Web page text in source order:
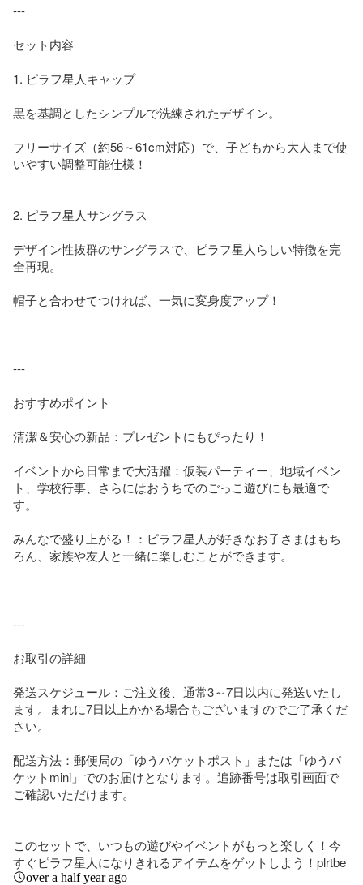
---
セット内容
1. ピラフ星人キャップ
黒を基調としたシンプルで洗練されたデザイン。
フリーサイズ（約56～61cm対応）で、子どもから大人まで使
いやすい調整可能仕様！
2. ピラフ星人サングラス
デザイン性抜群のサングラスで、ピラフ星人らしい特徴を完
全再現。
帽子と合わせてつければ、一気に変身度アップ！
---
おすすめポイント
清潔＆安心の新品：プレゼントにもぴったり！
イベントから日常まで大活躍：仮装パーティー、地域イベン
ト、学校行事、さらにはおうちでのごっこ遊びにも最適で
す。
みんなで盛り上がる！：ピラフ星人が好きなお子さまはもち
ろん、家族や友人と一緒に楽しむことができます。
---
お取引の詳細
発送スケジュール：ご注文後、通常3～7日以内に発送いたし
ます。まれに7日以上かかる場合もございますのでご了承くだ
さい。
配送方法：郵便局の「ゆうパケットポスト」または「ゆうパ
ケットmini」でのお届けとなります。追跡番号は取引画面で
ご確認いただけます。
このセットで、いつもの遊びやイベントがもっと楽しく！今
すぐピラフ星人になりきれるアイテムをゲットしよう！plrtbe
over a half year ago